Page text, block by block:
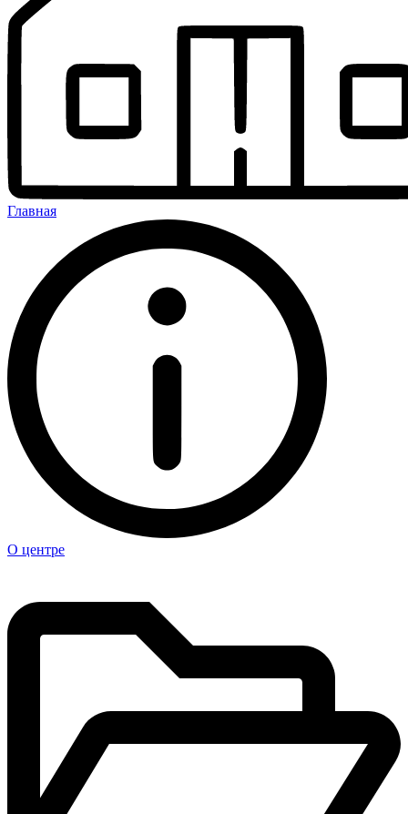
Главная
О центре